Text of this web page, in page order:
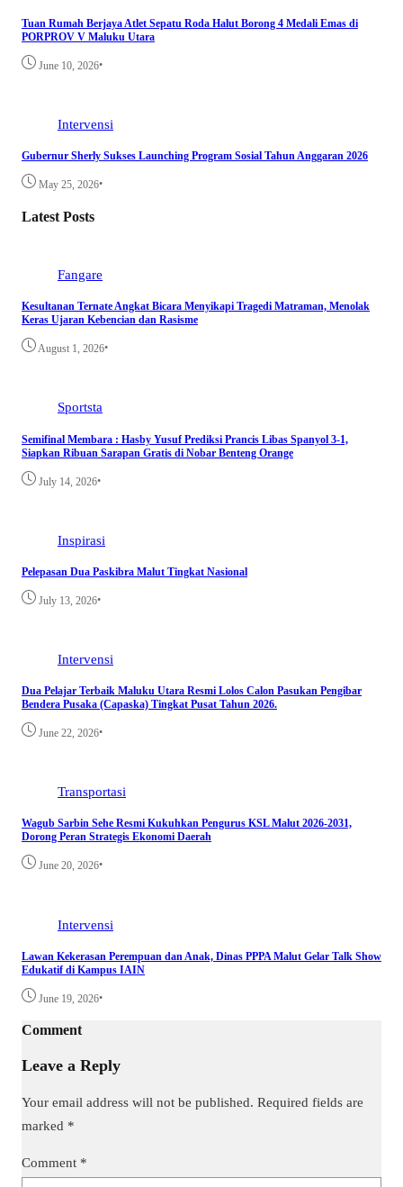
Tuan Rumah Berjaya Atlet Sepatu Roda Halut Borong 4 Medali Emas di
PORPROV V Maluku Utara
June 10, 2026•
Intervensi
Gubernur Sherly Sukses Launching Program Sosial Tahun Anggaran 2026
May 25, 2026•
Latest Posts
Fangare
Kesultanan Ternate Angkat Bicara Menyikapi Tragedi Matraman, Menolak
Keras Ujaran Kebencian dan Rasisme
August 1, 2026•
Sportsta
Semifinal Membara : Hasby Yusuf Prediksi Prancis Libas Spanyol 3-1,
Siapkan Ribuan Sarapan Gratis di Nobar Benteng Orange
July 14, 2026•
Inspirasi
Pelepasan Dua Paskibra Malut Tingkat Nasional
July 13, 2026•
Intervensi
Dua Pelajar Terbaik Maluku Utara Resmi Lolos Calon Pasukan Pengibar
Bendera Pusaka (Capaska) Tingkat Pusat Tahun 2026.
June 22, 2026•
Transportasi
Wagub Sarbin Sehe Resmi Kukuhkan Pengurus KSL Malut 2026-2031,
Dorong Peran Strategis Ekonomi Daerah
June 20, 2026•
Intervensi
Lawan Kekerasan Perempuan dan Anak, Dinas PPPA Malut Gelar Talk Show
Edukatif di Kampus IAIN
June 19, 2026•
Comment
Leave a Reply
Your email address will not be published. Required fields are
marked *
Comment *